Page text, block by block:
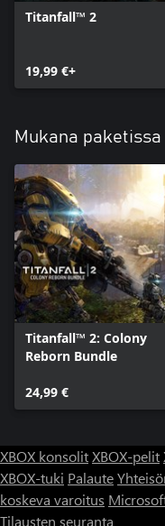
Titanfall™ 2
19,99 €+
Mukana paketissa
Titanfall™ 2: Colony
Reborn Bundle
24,99 €
XBOX konsolitXBOX-pelit
XBOX-tuki Palaute
koskeva varoitus
Tilausten seuranta